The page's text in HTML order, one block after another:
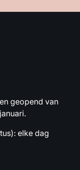
geopend van
elke dag